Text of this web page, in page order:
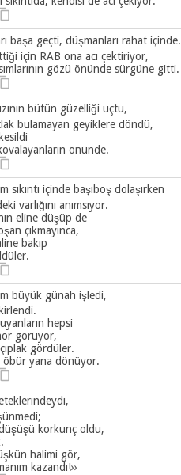
başa geçti, düşmanları rahat içinde.
için RAB ona acı çektiriyor,
gözü önünde sürgüne gitti.
bütün güzelliği uçtu,
bulamayan geyiklere döndü,
önünde.
sıkıntı içinde başıboş dolaşırken
varlığını anımsıyor.
eline düşüp de
çıkmayınca,
bakıp
büyük günah işledi,
hepsi
görüyor,
gördüler.
öbür yana dönüyor.
korkunç oldu,
halimi gör,
kazandı!››